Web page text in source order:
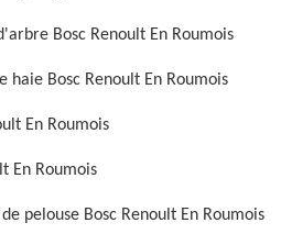
Bosc Renoult En Roumois
haie Bosc Renoult En Roumois
En Roumois
En Roumois
pelouse Bosc Renoult En Roumois